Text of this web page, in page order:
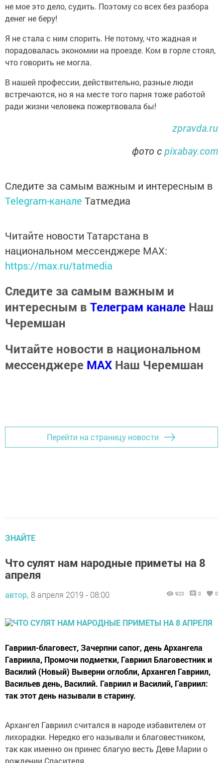
не мое это дело, судить. Поэтому со всех без разбора
денег не беру!
Я не стала с ним спорить. Не потому, что жадная и
порадовалась экономии на проезде. Ком в горле стоял,
что говорить не могла.
В нашей профессии, действительно, разные люди
встречаются, но я на месте того парня тоже работой
ради жизни человека пожертвовала бы!
zpravda.ru
фото сpixabay.com
Следите за самым важным и интересным в
Telegram-канале Татмедиа
Читайте новости Татарстана в
национальном мессенджере MАХ:
https://max.ru/tatmedia
Следите за самым важным и
интересным в Телеграм канале Наш
Черемшан
Читайте новости в национальном
мессенджере MАХ Наш Черемшан
Перейти на страницу новости
ЗНАЙТЕ
Что сулят нам народные приметы на 8
апреля
автор, 8 апреля 2019 - 08:00 920 0 0
Гавриил-благовест, Зачерпни сапог, день Архангела
Гавриила, Промочи подметки, Гавриил Благовестник и
Василий (Новый) Выверни оглобли, Архангел Гавриил,
Васильев день, Василий. Гавриил и Василий, Гавриил:
так этот день называли в старину.
Архангел Гавриил считался в народе избавителем от
лихорадки. Нередко его называли и благовестником,
так как именно он принес благую весть Деве Марии о
рождении Спасителя.